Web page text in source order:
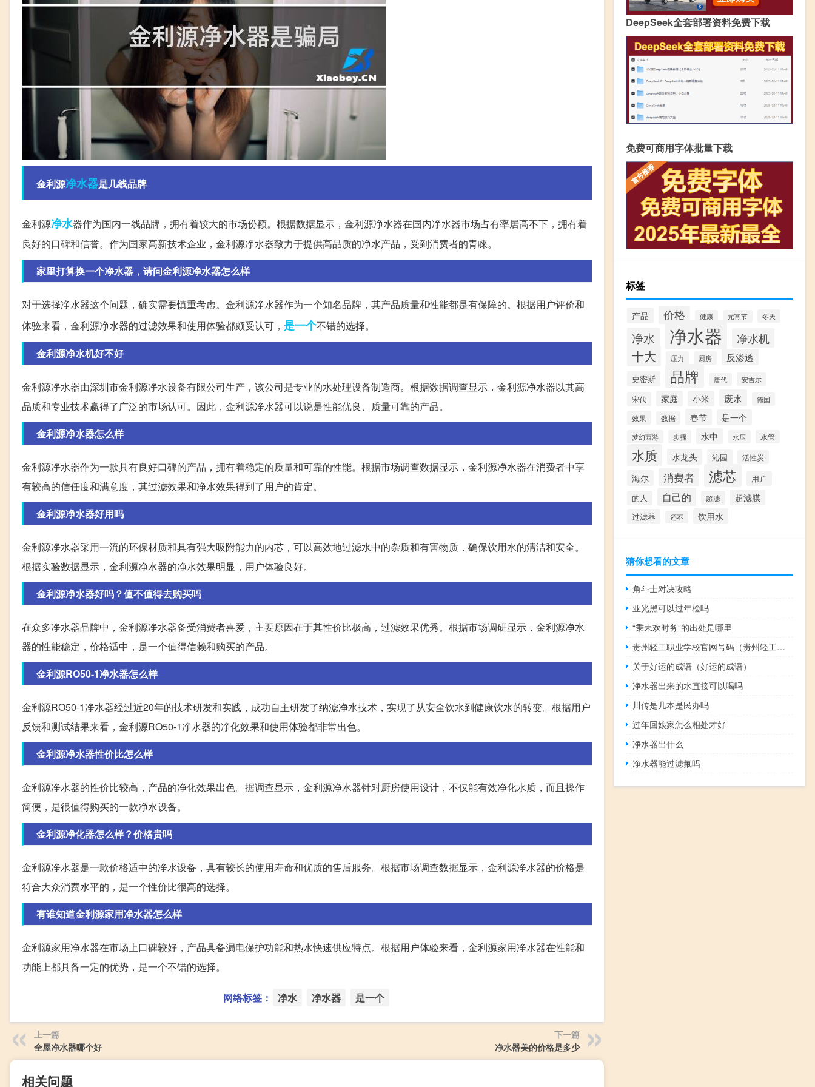
金利源净水器是几线品牌
金利源净水器作为国内一线品牌，拥有着较大的市场份额。根据数据显示，金利源净水器在国内净水器市场占有率居高不下，拥有着
良好的口碑和信誉。作为国家高新技术企业，金利源净水器致力于提供高品质的净水产品，受到消费者的青睐。
家里打算换一个净水器，请问金利源净水器怎么样
对于选择净水器这个问题，确实需要慎重考虑。金利源净水器作为一个知名品牌，其产品质量和性能都是有保障的。根据用户评价和
体验来看，金利源净水器的过滤效果和使用体验都颇受认可， 是一个不错的选择。
金利源净水机好不好
金利源净水器由深圳市金利源净水设备有限公司生产，该公司是专业的水处理设备制造商。根据数据调查显示，金利源净水器以其高
品质和专业技术赢得了广泛的市场认可。因此，金利源净水器可以说是性能优良、质量可靠的产品。
金利源净水器怎么样
金利源净水器作为一款具有良好口碑的产品，拥有着稳定的质量和可靠的性能。根据市场调查数据显示，金利源净水器在消费者中享
有较高的信任度和满意度，其过滤效果和净水效果得到了用户的肯定。
金利源净水器好用吗
金利源净水器采用一流的环保材质和具有强大吸附能力的内芯，可以高效地过滤水中的杂质和有害物质，确保饮用水的清洁和安全。
根据实验数据显示，金利源净水器的净水效果明显，用户体验良好。
金利源净水器好吗？值不值得去购买吗
在众多净水器品牌中，金利源净水器备受消费者喜爱，主要原因在于其性价比极高，过滤效果优秀。根据市场调研显示，金利源净水
器的性能稳定，价格适中，是一个值得信赖和购买的产品。
金利源RO50-1净水器怎么样
金利源RO50-1净水器经过近20年的技术研发和实践，成功自主研发了纳滤净水技术，实现了从安全饮水到健康饮水的转变。根据用户
反馈和测试结果来看，金利源RO50-1净水器的净化效果和使用体验都非常出色。
金利源净水器性价比怎么样
金利源净水器的性价比较高，产品的净化效果出色。据调查显示，金利源净水器针对厨房使用设计，不仅能有效净化水质，而且操作
简便，是很值得购买的一款净水设备。
金利源净化器怎么样？价格贵吗
金利源净水器是一款价格适中的净水设备，具有较长的使用寿命和优质的售后服务。根据市场调查数据显示，金利源净水器的价格是
符合大众消费水平的，是一个性价比很高的选择。
有谁知道金利源家用净水器怎么样
金利源家用净水器在市场上口碑较好，产品具备漏电保护功能和热水快速供应特点。根据用户体验来看，金利源家用净水器在性能和
功能上都具备一定的优势，是一个不错的选择。
网络标签： 净水 净水器 是一个
上一篇
全屋净水器哪个好
下一篇
净水器美的价格是多少
相关问题
DeepSeek全套部署资料免费下载
免费可商用字体批量下载
标签
产品 价格 健康 元宵节 冬天
净水 净水器 净水机
十大 压力 厨房 反渗透
史密斯 品牌 唐代 安吉尔
宋代 家庭 小米 废水 德国
效果 数据 春节 是一个
梦幻西游 步骤 水中 水压 水管
水质 水龙头 沁园 活性炭
海尔 消费者 滤芯 用户
的人 自己的 超滤 超滤膜
过滤器 还不 饮用水
猜你想看的文章
角斗士对决攻略
亚光黑可以过年检吗
“秉耒欢时务”的出处是哪里
贵州轻工职业学校官网号码（贵州轻工职业学校官网）
关于好运的成语（好运的成语）
净水器出来的水直接可以喝吗
川传是几本是民办吗
过年回娘家怎么相处才好
净水器出什么
净水器能过滤氟吗